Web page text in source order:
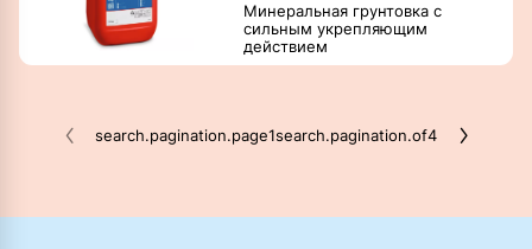
Минеральная грунтовка с
сильным укрепляющим
действием
search.pagination.page1search.pagination.of4